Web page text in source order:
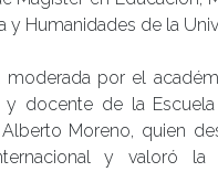
Humanidades de la
moderada por el
y docente de la
Alberto Moreno, quien
y valoró la